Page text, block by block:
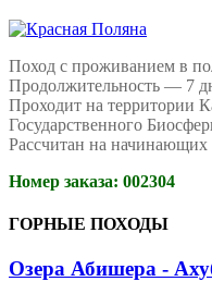
Поход с проживанием в
Продолжительность — 7
Проходит на территории
Государственного
Рассчитан на
Номер заказа: 002304
ГОРНЫЕ ПОХОДЫ
Озера Абишера -